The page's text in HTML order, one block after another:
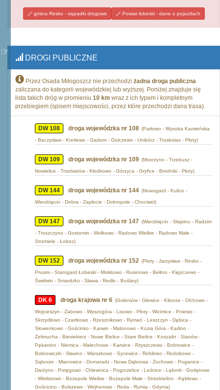
gmina Resko - wypadki drogowe Powiat łobeski - dane o pojazdach
DROGI PUBLICZNE
Przez Osada Miłogoszcz nie przechodzi żadna droga publiczna
zaliczana do kategorii wojewódzkiej lub wyższej. Poniżej znajduje się
lista takich dróg w promieniu 10 km wraz z ich typem i kompletnym
przebiegiem (spisem miejscowości, przez które przechodzi dana trasa).
DW 108 droga wojewódzka nr 108 (Parłowo - Wysoka Kamieńska
- Baczysław - Kretlewo - Gadom - Golczewo - Unibórz - Truskolas - Płoty)
DW 109 droga wojewódzka nr 109 (Mrzeżyno - Trzebusz -
Nowielice - Trzebiatów - Kłodkowo - Górzyca - Gryfice - Brodniki - Płoty)
DW 144 droga wojewódzka nr 144 (Nowogard - Kulice -
Wierzbięcin - Dobra - Zapłocie - Dobropole - Chociwel)
DW 147 droga wojewódzka nr 147 (Wierzbięcin - Słajsino - Radzim
- Troszczyno - Gostomin - Wołkowo - Radowo Wielkie - Radowo Małe -
Strzmiele - Łobez)
DW 152 droga wojewódzka nr 152 (Płoty - Jarzysław - Resko -
Prusim - Starogard Łobeski - Mołstowo - Rusinowo - Bełtno - Klępczewo -
Świdwin - Smardzko - Sława - Redło - Buślary)
DK 6 droga krajowa nr 6 (Goleniów - Glewice - Kikorze - Olchowo -
Wojcieszyn - Żabowo - Wyszogóra - Lisowo - Płoty - Wicimice - Pniewo -
Skrzydłowo - Czartkowo - Rzesznikowo - Rymań - Leszczyn - Dębica -
Słowenkowo - Gościnko - Karwin - Malonowo - Kozia Góra - Karlino -
Żelimucha - Biesiekierz - Nowe Bielice - Stare Bielice - Koszalin - Sianów -
Pękanino - Niemica - Malechowo - Karwice - Rzyszczewo - Bobrowice -
Bobrowiczki - Sławno - Warszkowo - Sycewice - Reblinko - Redzikowo -
Sąborze - Mianowice - Domaradz - Nowa Dąbrowa - Żochowo - Poganice -
Darżyno - Potęgowo - Chlewnica - Pogorzelice - Leśnice - Lębork - Godętowo
- Wielistowo - Bożepole Wielkie - Bożepole Małe - Strzebielino - Kębłowo -
Gościcino - Bolszewo - Wejherowo - Reda - Rumia - Gdynia)